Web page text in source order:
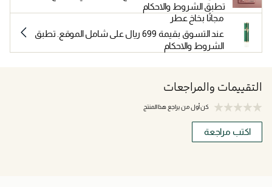
تطبق الشروط والاحكام
مجانًا بخاخ عطر
عند التسوق بقيمة 699 ريال على شامل الموقع. تطبق
الشروط والاحكام
التقييمات والمراجعات
كن أول من يراجع هذا المنتج
اكتب مراجعة